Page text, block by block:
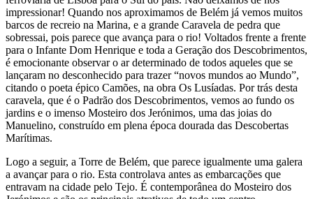
impressionar! Quando nos aproximamos de Belém já vemos muitos
barcos de recreio na Marina, e a grande Caravela de pedra que
sobressai, pois parece que avança para o rio! Voltados frente a frente
para o Infante Dom Henrique e toda a Geração dos Descobrimentos,
é emocionante observar o ar determinado de todos aqueles que se
lançaram no desconhecido para trazer “novos mundos ao Mundo”,
citando o poeta épico Camões, na obra Os Lusíadas. Por trás desta
caravela, que é o Padrão dos Descobrimentos, vemos ao fundo os
jardins e o imenso Mosteiro dos Jerónimos, uma das joias do
Manuelino, construído em plena época dourada das Descobertas
Marítimas.
Logo a seguir, a Torre de Belém, que parece igualmente uma galera
a avançar para o rio. Esta controlava antes as embarcações que
entravam na cidade pelo Tejo. É contemporânea do Mosteiro dos